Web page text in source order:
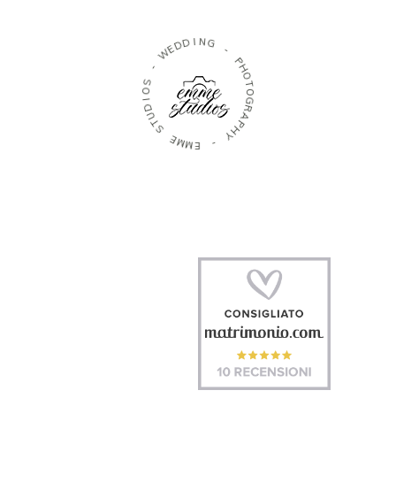
-
WEDD I NG
-
P
H
O
T
O
G
R
A
P
H
Y
-
E
M
M
E
S
T
U
D
I
O
S